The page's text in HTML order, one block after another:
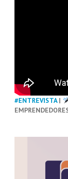
#ENTREVISTA|